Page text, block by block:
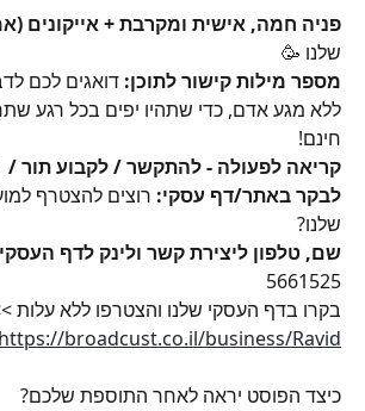
פניה חמה, אישית ומקרבת + אייקונים
שלנו 🥳
מספר מילות קישור לתוכן: דואגים לכם
ללא מגע אדם, כדי שתהיו יפים בכל רגע
חינם!
קריאה לפעולה - להתקשר / לקבוע תור /
לבקר באתר/דף עסקי: רוצים להצטרף
שלנו?
שם, טלפון ליצירת קשר ולינק לדף
5661525
בקרו בדף העסקי שלנו והצטרפו ללא עלות
https://broadcust.co.il/business/Ravid
כיצד הפוסט יראה לאחר התוספת שלכם?